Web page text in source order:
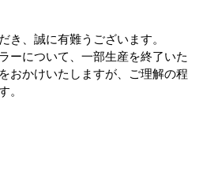
き、誠に有難うございます。
ーについて、一部生産を終了いた
おかけいたしますが、ご理解の程
。